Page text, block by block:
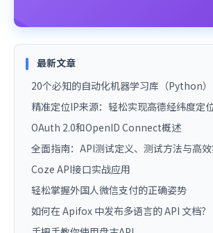
最新文章
20个必知的自动化机器学习库（Python）
精准定位IP来源：轻松实现高德经纬度定
OAuth 2.0和OpenID Connect概述
全面指南：API测试定义、测试方法与高
Coze API接口实战应用
轻松掌握外国人微信支付的正确姿势
如何在 Apifox 中发布多语言的 API 文档？